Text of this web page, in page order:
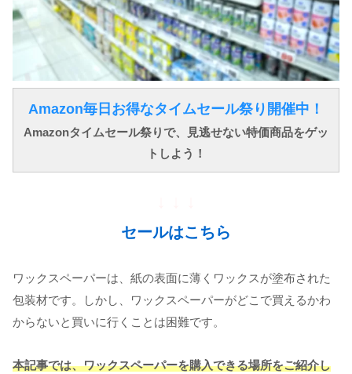
Amazon毎日お得なタイムセール祭り開催中！
Amazonタイムセール祭りで、見逃せない特価商品をゲッ
トしよう！
セールはこちら
ワックスペーパーは、紙の表面に薄くワックスが塗布された
包装材です。しかし、ワックスペーパーがどこで買えるかわ
からないと買いに行くことは困難です。
本記事では、ワックスペーパーを購入できる場所をご紹介し